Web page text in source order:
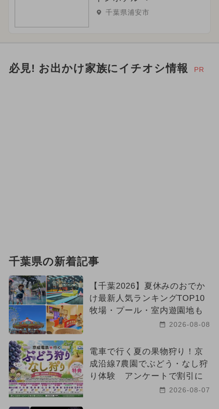
千葉県浦安市
必見! お出かけ家族にイチオシ情報 PR
千葉県の新着記事
【千葉2026】夏休みのおでか
け最新人気ランキングTOP10
牧場・プール・室内遊園地も
2026-08-08
電車で行く夏の果物狩り！京
成沿線7農園でぶどう・なし狩
り体験 アンケートで割引に
2026-08-07